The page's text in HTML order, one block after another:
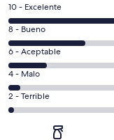
Puntuación
de
10,
es
decir,
Excelente.
Basada
en
10 - Excelente
Puntuación
de
8,
es
decir,
Bueno.
8 - Bueno
Puntuación
de
6,
es
decir,
Aceptable.
6 - Aceptable
Puntuación
de
4,
4 - Malo
Puntuación
de
2 - Terrible